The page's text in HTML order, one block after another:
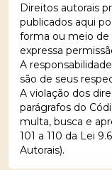
Direitos autorais
publicados aqui
forma ou meio de
expressa
A
são de seus
A violação dos
parágrafos do
multa, busca e
101 a 110 da Lei
Autorais).